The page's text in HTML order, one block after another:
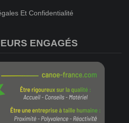
Et Confidentialité
ENGAGÉS